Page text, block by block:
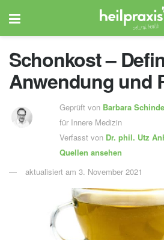
Schonkost –
Anwendung und
Geprüft von Barbara
für Innere Medizin
Verfasst von Dr. phil. Utz
Quellen ansehen
aktualisiert am 3. November 2021